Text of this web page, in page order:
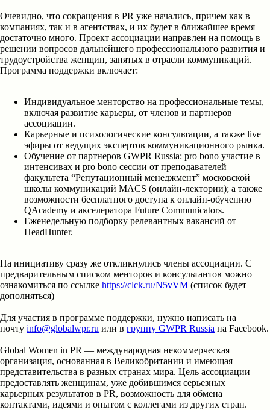
Очевидно, что сокращения в PR уже начались, причем как в
компаниях, так и в агентствах, и их будет в ближайшее время
достаточно много. Проект ассоциации направлен на помощь в
решении вопросов дальнейшего профессионального развития и
трудоустройства женщин, занятых в отрасли коммуникаций.
Программа поддержки включает:
Индивидуальное менторство на профессиональные темы,
включая развитие карьеры, от членов и партнеров
ассоциации.
Карьерные и психологические консультации, а также live
эфиры от ведущих экспертов коммуникационного рынка.
Обучение от партнеров GWPR Russia: pro bono участие в
интенсивах и pro bono сессии от преподавателей
факультета “Репутационный менеджмент” московской
школы коммуникаций MACS (онлайн-лектории); а также
возможности бесплатного доступа к онлайн-обучению
QAcademy и акселератора Future Communicators.
Еженедельную подборку релевантных вакансий от
HeadHunter.
На инициативу сразу же откликнулись члены ассоциации. С
предварительным списком менторов и консультантов можно
ознакомиться по ссылке https://clck.ru/N5vVM (список будет
дополняться)
Для участия в программе поддержки, нужно написать на
почту info@globalwpr.ru или в группу GWPR Russia на Facebook.
Global Women in PR — международная некоммерческая
организация, основанная в Великобритании и имеющая
представительства в разных странах мира. Цель ассоциации –
предоставлять женщинам, уже добившимся серьезных
карьерных результатов в PR, возможность для обмена
контактами, идеями и опытом с коллегами из других стран.